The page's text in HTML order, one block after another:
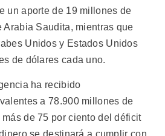
un aporte de 19 millones de
Arabia Saudita, mientras que
Unidos y Estados Unidos
de dólares cada uno.
ha recibido
a 78.900 millones de
de 75 por ciento del déficit